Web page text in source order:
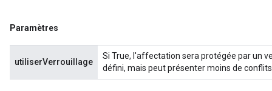
Paramètres
utiliserVerrouillage
Si True, l'affectation sera protégée par un
défini, mais peut présenter moins de